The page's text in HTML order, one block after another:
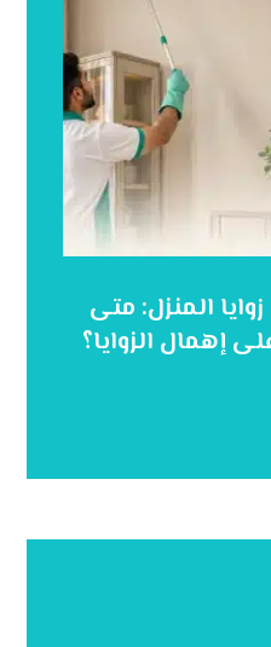
المنزل: متى
إهمال الزوايا؟